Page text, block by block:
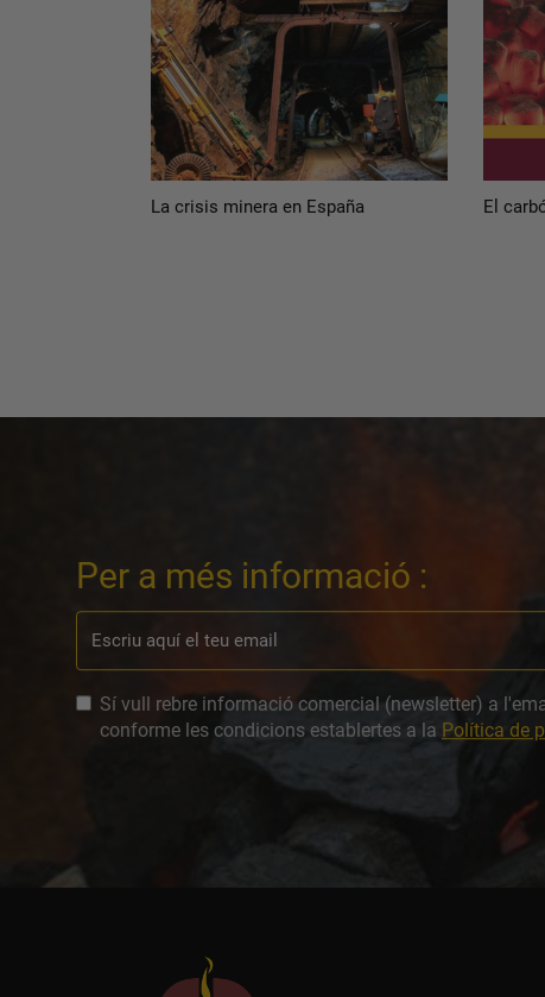
La crisis minera en España El
Per a més informació :
Sí vull rebre informació comercial (newsletter) a
conforme les condicions establertes a la Política de